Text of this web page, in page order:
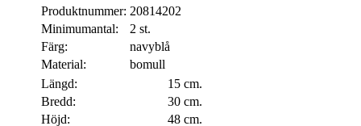
Produktnummer: 20814202
Minimumantal:
2 st.
Färg:
navyblå
Material:
bomull
Längd:
15 cm.
Bredd:
30 cm.
Höjd:
48 cm.